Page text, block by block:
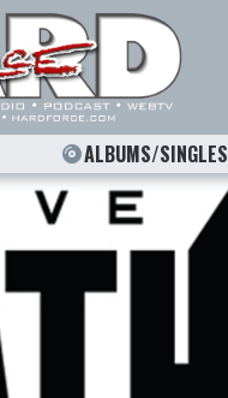
ALBUMS/SINGLES